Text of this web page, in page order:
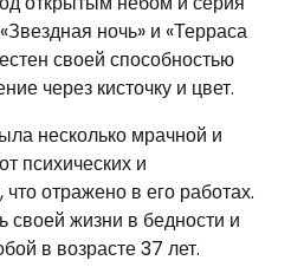
ночь» и «Терраса
своей способностью
через кисточку и цвет.
несколько мрачной и
психических и
отражено в его работах.
жизни в бедности и
в возрасте 37 лет.